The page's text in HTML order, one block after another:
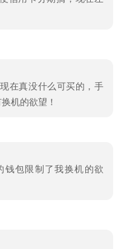
在真没什么可买的，手
机的欲望！
钱包限制了我换机的欲